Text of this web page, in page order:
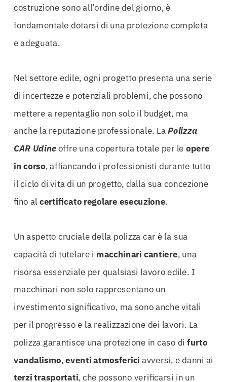
costruzione sono all’ordine del giorno, è
fondamentale dotarsi di una protezione completa
e adeguata.
Nel settore edile, ogni progetto presenta una serie
di incertezze e potenziali problemi, che possono
mettere a repentaglio non solo il budget, ma
anche la reputazione professionale. LaPolizza
CAR Udineoffre una copertura totale per le opere
in corso, affiancando i professionisti durante tutto
il ciclo di vita di un progetto, dalla sua concezione
fino alcertificato regolare esecuzione.
Un aspetto cruciale della polizza car è la sua
capacità di tutelare i macchinari cantiere, una
risorsa essenziale per qualsiasi lavoro edile. I
macchinari non solo rappresentano un
investimento significativo, ma sono anche vitali
per il progresso e la realizzazione dei lavori. La
polizza garantisce una protezione in caso di furto
vandalismo,eventi atmosferici avversi, e danni ai
terzi trasportati, che possono verificarsi in un